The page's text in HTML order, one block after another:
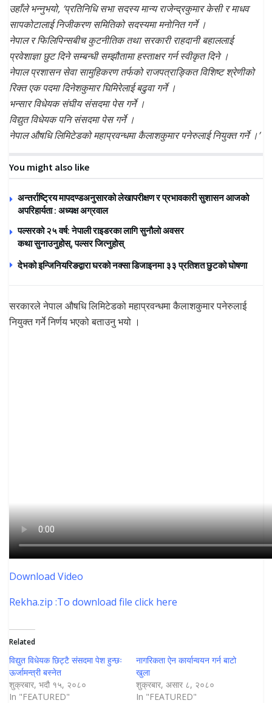
उहाँले भन्नुभयो, ‘प्रतिनिधि सभा सदस्य मान्य राजेन्द्रकुमार केसी र माधव
सापकोटालाई निजीकरण समितिको सदस्यमा मनोनित गर्ने ।
नेपाल र फिलिपिन्सबीच कुटनीतिक तथा सरकारी राहदानी बहाललाई
प्रवेशाज्ञा छुट दिने सम्बन्धी सम्झौतामा हस्ताक्षर गर्न स्वीकृत दिने ।
नेपाल प्रशासन सेवा सामुहिकरण तर्फको राजपत्राङ्कित विशिष्ट श्रेणीको
रिक्त एक पदमा दिनेशकुमार घिमिरेलाई बढुवा गर्ने ।
भन्सार विधेयक संघीय संसदमा पेस गर्ने ।
विद्युत विधेयक पनि संसदमा पेस गर्ने ।
नेपाल औषधि लिमिटेडको महाप्रवन्धमा कैलाशकुमार पनेरुलाई नियुक्त गर्ने ।’
You might also like
अन्तर्राष्ट्रिय मापदण्डअनुसारको लेखापरीक्षण र प्रभावकारी सुशासन आजको
अपरिहार्यता : अध्यक्ष अग्रवाल
पल्सरको २५ वर्ष: नेपाली राइडरका लागि सुनौलो अवसर
कथा सुनाउनुहोस्, पल्सर जित्नुहोस्
देभको इन्जिनियरिङद्वारा घरको नक्सा डिजाइनमा ३३ प्रतिशत छुटको घोषणा
सरकारले नेपाल औषधि लिमिटेडको महाप्रवन्धमा कैलाशकुमार पनेरुलाई
नियुक्त गर्ने निर्णय भएको बताउनु भयो ।
Download Video
Rekha.zip :To download file click here
Related
विद्युत विधेयक छिट्टै संसदमा पेश हुन्छः
ऊर्जामन्त्री बस्नेत
शुक्रबार, भदौ १५, २०८०
In "FEATURED"
नागरिकता ऐन कार्यान्वयन गर्न बाटो
खुला
शुक्रबार, असार ८, २०८०
In "FEATURED"